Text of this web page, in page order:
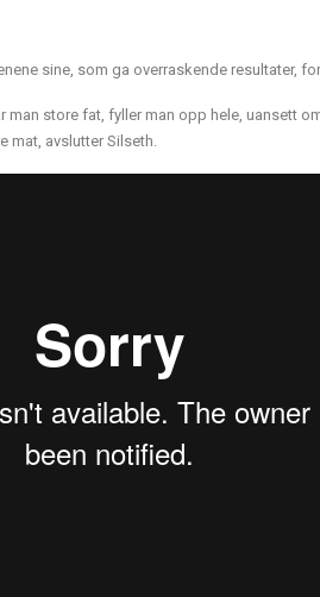
sine, som ga overraskende resultater,
man store fat, fyller man opp hele, uansett
mat, avslutter Silseth.